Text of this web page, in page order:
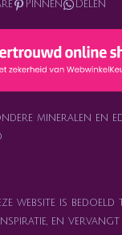
o
e
e
s
Pinnen Delen
mineralen en
website is bedoeld
en